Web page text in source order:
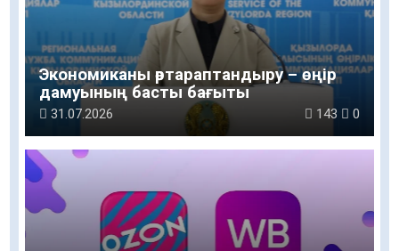
Экономиканы әртараптандыру – өңір
дамуының басты бағыты
31.07.2026 143 0